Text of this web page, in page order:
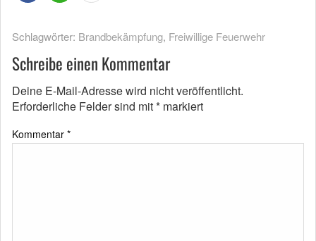
Schlagwörter: Brandbekämpfung, Freiwillige Feuerwehr
Schreibe einen Kommentar
Deine E-Mail-Adresse wird nicht veröffentlicht.
Erforderliche Felder sind mit* markiert
Kommentar *